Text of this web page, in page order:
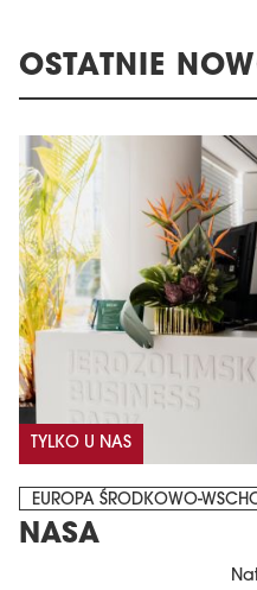
OSTATNIE
TYLKO U NAS
EUROPA ŚRODKOWO-
NASA